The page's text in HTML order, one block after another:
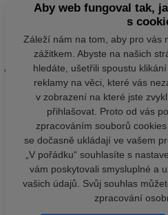
Aby web fungoval tak,
s
Záleží nám na tom, aby pro vás
zážitkem. Abyste na našich
hledáte, ušetřili spoustu
reklamy na věci, které vás
v zobrazení na které jste
přihlašovat. Proto od vás
zpracováním souborů
se dočasně ukládají ve vašem
„V pořádku“ souhlasíte s
vám poskytovali smysluplné a
vašich údajů. Svůj souhlas
zpracování